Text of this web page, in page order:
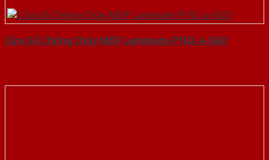
Cửa Gỗ Chống Cháy MDF Laminate P1R2-a-SGD